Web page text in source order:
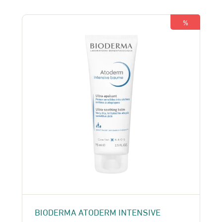
230 Dhs.
215 Dhs.
%
BIODERMA ATODERM INTENSIVE